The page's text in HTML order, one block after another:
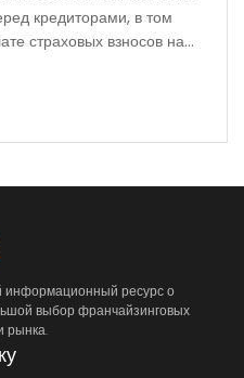
кредиторами, в том
страховых взносов на...
информационный ресурс о
выбор франчайзинговых
рынка.